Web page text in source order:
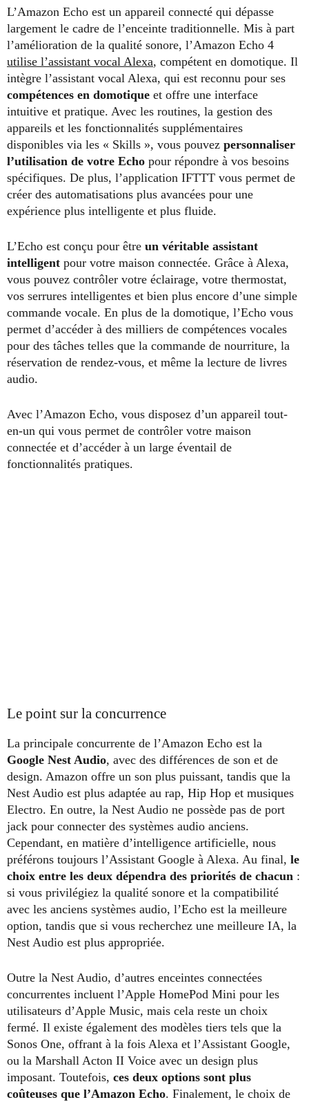
L’Amazon Echo est un appareil connecté qui dépasse
largement le cadre de l’enceinte traditionnelle. Mis à part
l’amélioration de la qualité sonore, l’Amazon Echo 4
utilise l’assistant vocal Alexa, compétent en domotique. Il
intègre l’assistant vocal Alexa, qui est reconnu pour ses
compétences en domotique et offre une interface
intuitive et pratique. Avec les routines, la gestion des
appareils et les fonctionnalités supplémentaires
disponibles via les « Skills », vous pouvez personnaliser
l’utilisation de votre Echo pour répondre à vos besoins
spécifiques. De plus, l’application IFTTT vous permet de
créer des automatisations plus avancées pour une
expérience plus intelligente et plus fluide.
L’Echo est conçu pour être un véritable assistant
intelligent pour votre maison connectée. Grâce à Alexa,
vous pouvez contrôler votre éclairage, votre thermostat,
vos serrures intelligentes et bien plus encore d’une simple
commande vocale. En plus de la domotique, l’Echo vous
permet d’accéder à des milliers de compétences vocales
pour des tâches telles que la commande de nourriture, la
réservation de rendez-vous, et même la lecture de livres
audio.
Avec l’Amazon Echo, vous disposez d’un appareil tout-
en-un qui vous permet de contrôler votre maison
connectée et d’accéder à un large éventail de
fonctionnalités pratiques.
Le point sur la concurrence
La principale concurrente de l’Amazon Echo est la
Google Nest Audio, avec des différences de son et de
design. Amazon offre un son plus puissant, tandis que la
Nest Audio est plus adaptée au rap, Hip Hop et musiques
Electro. En outre, la Nest Audio ne possède pas de port
jack pour connecter des systèmes audio anciens.
Cependant, en matière d’intelligence artificielle, nous
préférons toujours l’Assistant Google à Alexa. Au final, le
choix entre les deux dépendra des priorités de chacun :
si vous privilégiez la qualité sonore et la compatibilité
avec les anciens systèmes audio, l’Echo est la meilleure
option, tandis que si vous recherchez une meilleure IA, la
Nest Audio est plus appropriée.
Outre la Nest Audio, d’autres enceintes connectées
concurrentes incluent l’Apple HomePod Mini pour les
utilisateurs d’Apple Music, mais cela reste un choix
fermé. Il existe également des modèles tiers tels que la
Sonos One, offrant à la fois Alexa et l’Assistant Google,
ou la Marshall Acton II Voice avec un design plus
imposant. Toutefois, ces deux options sont plus
coûteuses que l’Amazon Echo. Finalement, le choix de